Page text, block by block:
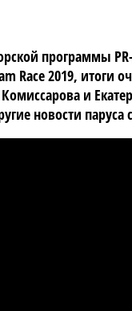
программы
Race 2019, итоги
и
новости паруса